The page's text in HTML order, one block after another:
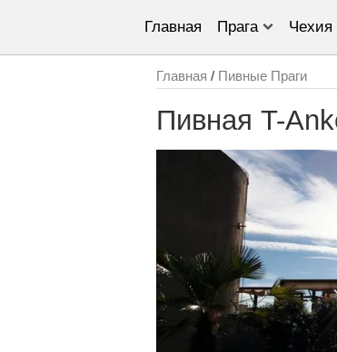
Главная Прага Чехия
Главная / Пивные Праги
Пивная T-